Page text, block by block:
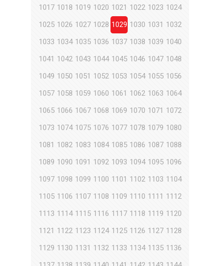
1017 1018 1019 1020 1021 1022 1023 1024
1025 1026 1027 1028 1029 1030 1031 1032
1033 1034 1035 1036 1037 1038 1039 1040
1041 1042 1043 1044 1045 1046 1047 1048
1049 1050 1051 1052 1053 1054 1055 1056
1057 1058 1059 1060 1061 1062 1063 1064
1065 1066 1067 1068 1069 1070 1071 1072
1073 1074 1075 1076 1077 1078 1079 1080
1081 1082 1083 1084 1085 1086 1087 1088
1089 1090 1091 1092 1093 1094 1095 1096
1097 1098 1099 1100 1101 1102 1103 1104
1105 1106 1107 1108 1109 1110 1111 1112
1113 1114 1115 1116 1117 1118 1119 1120
1121 1122 1123 1124 1125 1126 1127 1128
1129 1130 1131 1132 1133 1134 1135 1136